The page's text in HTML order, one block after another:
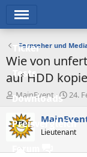
Ticker
Tests
Downloads
Preisvergleich
Forum
Fernseher und
Wie von
auf HDD
E
r
s
t
e
MainEvent
E
s
e
24.
Lieutenant